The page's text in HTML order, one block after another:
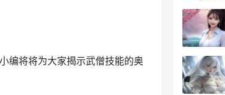
编将将为大家揭示武僧技能的奥